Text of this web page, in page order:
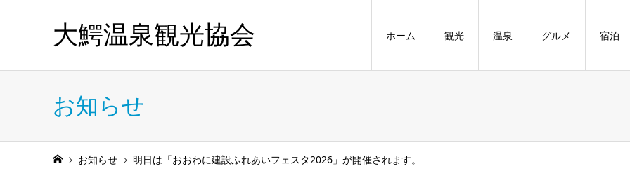
大鰐温泉観光協会 ホーム 観光 温泉 グルメ 宿泊
お知らせ
お知らせ 明日は「おおわに建設ふれあいフェスタ2026」が開催されます。